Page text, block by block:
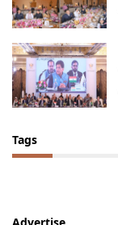
Tags